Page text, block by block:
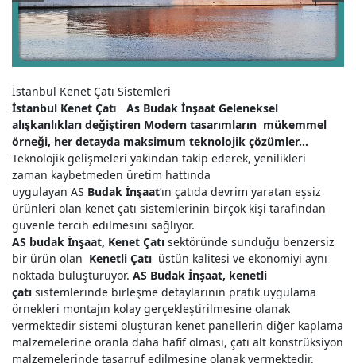
Kiremit Çatı Kaplama
İstanbul Kenet Çatı Sistemleri
İstanbul Kenet Çatı
As Budak İnşaat Geleneksel
alışkanlıkları değiştiren Modern tasarımların mükemmel
örneği, her detayda maksimum teknolojik çözümler…
Teknolojik gelişmeleri yakından takip ederek, yenilikleri
zaman kaybetmeden üretim hattında
uygulayan AS Budak İnşaat’ın çatıda devrim yaratan eşsiz
ürünleri olan kenet çatı sistemlerinin birçok kişi tarafından
güvenle tercih edilmesini sağlıyor.
AS budak İnşaat, Kenet Çatı sektöründe sunduğu benzersiz
bir ürün olan Kenetli Çatı üstün kalitesi ve ekonomiyi aynı
noktada buluşturuyor. AS Budak İnşaat, kenetli
çatı sistemlerinde birleşme detaylarının pratik uygulama
örnekleri montajın kolay gerçekleştirilmesine olanak
vermektedir sistemi oluşturan kenet panellerin diğer kaplama
malzemelerine oranla daha hafif olması, çatı alt konstrüksiyon
malzemelerinde tasarruf edilmesine olanak vermektedir.